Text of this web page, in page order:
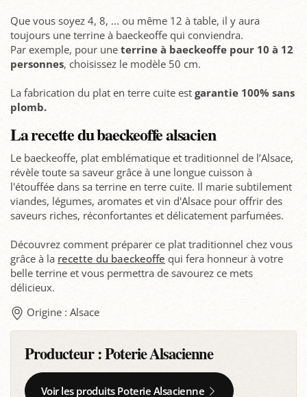
Que vous soyez 4, 8, ... ou même 12 à table, il y aura
toujours une terrine à baeckeoffe qui conviendra.
Par exemple, pour une terrine à baeckeoffe pour 10 à 12
personnes, choisissez le modèle 50 cm.
La fabrication du plat en terre cuite est garantie 100% sans
plomb.
La recette du baeckeoffe alsacien
Le baeckeoffe, plat emblématique et traditionnel de l’Alsace,
révèle toute sa saveur grâce à une longue cuisson à
l'étouffée dans sa terrine en terre cuite. Il marie subtilement
viandes, légumes, aromates et vin d'Alsace pour offrir des
saveurs riches, réconfortantes et délicatement parfumées.
Découvrez comment préparer ce plat traditionnel chez vous
grâce à la recette du baeckeoffe qui fera honneur à votre
belle terrine et vous permettra de savourez ce mets
délicieux.
Origine : Alsace
Producteur :Poterie Alsacienne
Voir les produits Poterie Alsacienne